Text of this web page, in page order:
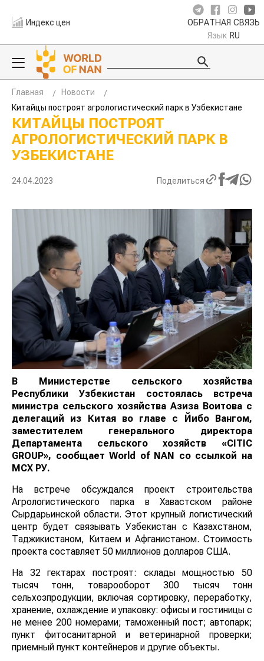
Индекс цен ОБРАТНАЯ СВЯЗЬ
Язык RU
Главная
Новости
Китайцы построят агрологистический парк в Узбекистане
КИТАЙЦЫ ПОСТРОЯТ
АГРОЛОГИСТИЧЕСКИЙ ПАРК В
УЗБЕКИСТАНЕ
24.04.2023 Поделиться
В Министерстве сельского хозяйства
Республики Узбекистан состоялась встреча
министра сельского хозяйства Азиза Воитова с
делегаций из Китая во главе с Йибо Вангом,
заместителем генерального директора
Департамента сельского хозяйств «CITIC
GROUP», сообщаетWorld of NAN со ссылкой на
МСХ РУ.
На встрече обсуждался проект строительства
Агрологистического парка в Хавастском районе
Сырдарьинской области. Этот крупный логистический
центр будет связывать Узбекистан с Казахстаном,
Таджикистаном, Китаем и Афганистаном. Стоимость
проекта составляет 50 миллионов долларов США.
На 32 гектарах построят: склады мощностью 50
тысяч тонн, товарооборот 300 тысяч тонн
сельхозпродукции, включая сортировку, переработку,
хранение, охлаждение и упаковку: офисы и гостиницы с
не менее 200 номерами; таможенный пост; автопарк;
пункт фитосанитарной и ветеринарной проверки;
приемный пункт контейнеров и другие объекты.